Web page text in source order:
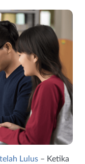
Lulus – Ketika